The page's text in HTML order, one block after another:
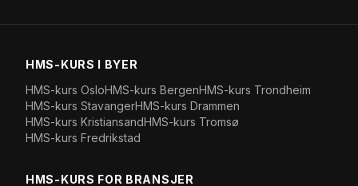
HMS-KURS I BYER
HMS-kurs OsloHMS-kurs BergenHMS-kurs Trondheim
HMS-kurs StavangerHMS-kurs Drammen
HMS-kurs KristiansandHMS-kurs Tromsø
HMS-kurs Fredrikstad
HMS-KURS FOR BRANSJER